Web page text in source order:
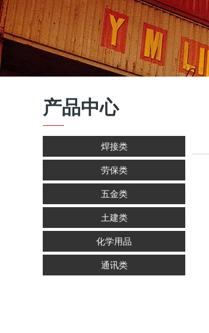
产品中心
焊接类
劳保类
五金类
土建类
化学用品
通讯类